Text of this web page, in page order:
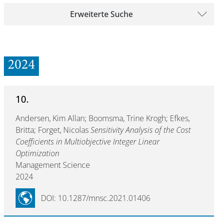
Erweiterte Suche
2024
10.
Andersen, Kim Allan; Boomsma, Trine Krogh; Efkes,
Britta; Forget, NicolasSensitivity Analysis of the Cost
Coefficients in Multiobjective Integer Linear
Optimization
Management Science
2024
DOI: 10.1287/mnsc.2021.01406